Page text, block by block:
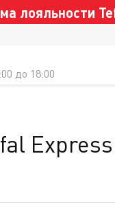
лояльности
до 18:00